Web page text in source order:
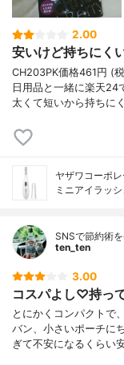
2.00
安いけど持ちにくい
CH203PK価格461円 (
日用品と一緒に楽天24
太くて短いから持ちに
ヤザワコーポ
ミニアイラッ
SNSで節約術
ten_ten
3.00
コスパよし♡持っ
とにかくコンパクトで
バン、小さいポーチに
ぎて不安になるくらい